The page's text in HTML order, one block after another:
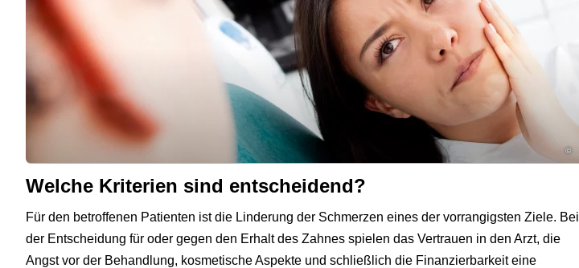
©
Welche Kriterien sind entscheidend?
Für den betroffenen Patienten ist die Linderung der Schmerzen eines der vorrangigsten Ziele. Bei
der Entscheidung für oder gegen den Erhalt des Zahnes spielen das Vertrauen in den Arzt, die
Angst vor der Behandlung, kosmetische Aspekte und schließlich die Finanzierbarkeit eine